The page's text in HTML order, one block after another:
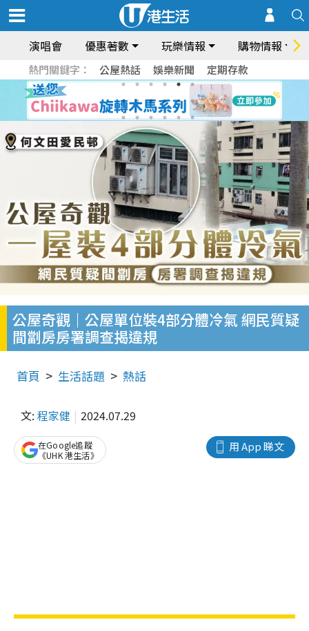
演唱會 優惠著數 玩樂情報 購物情報
熱門關鍵字： 公屋熱話 娛樂新聞 定期存款
公屋奇觀｜公屋單位裝4部分體冷氣 網民質疑
間劏房房署調查揭違規
首頁 生活話題 熱話
文: 程家健 2024.07.29
用 App 睇文
在Google追蹤
《UHK 港生活》